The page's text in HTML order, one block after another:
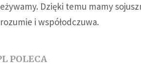
Dzięki temu mamy
i współodczuwa.
POLECA